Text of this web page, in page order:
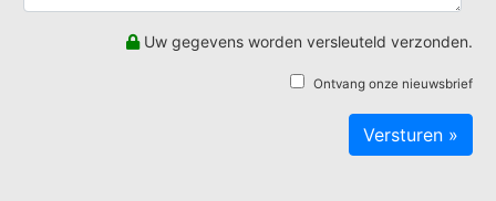
Uw gegevens worden versleuteld verzonden.
Ontvang onze nieuwsbrief